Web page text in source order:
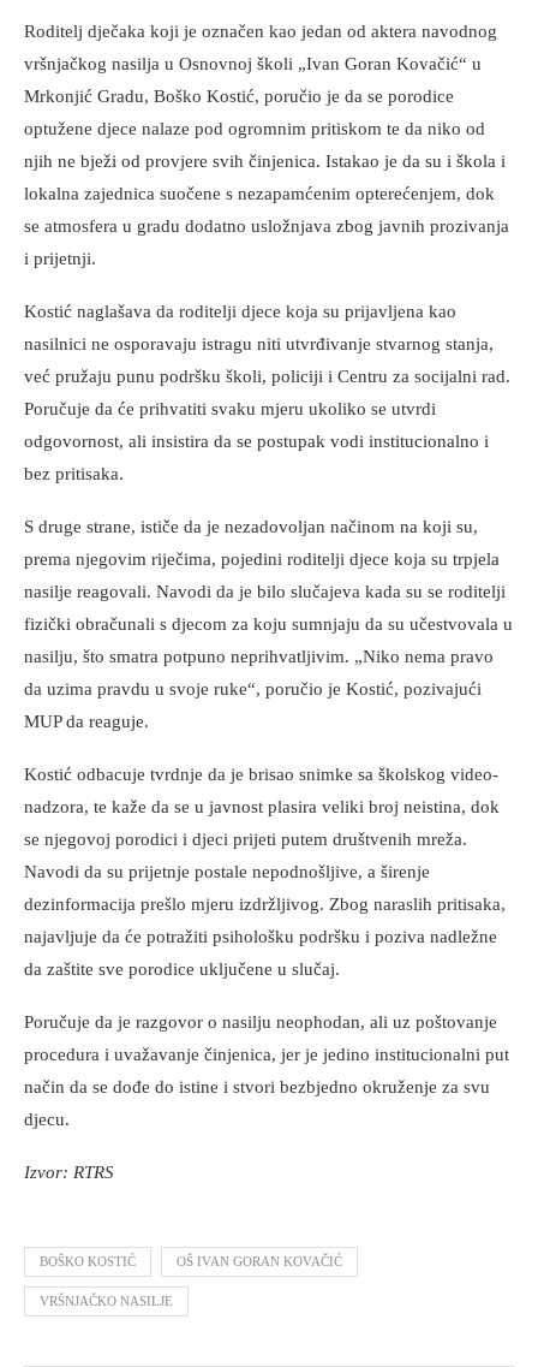
Roditelj dječaka koji je označen kao jedan od aktera navodnog
vršnjačkog nasilja u Osnovnoj školi „Ivan Goran Kovačić“ u
Mrkonjić Gradu, Boško Kostić, poručio je da se porodice
optužene djece nalaze pod ogromnim pritiskom te da niko od
njih ne bježi od provjere svih činjenica. Istakao je da su i škola i
lokalna zajednica suočene s nezapamćenim opterećenjem, dok
se atmosfera u gradu dodatno usložnjava zbog javnih prozivanja
i prijetnji.
Kostić naglašava da roditelji djece koja su prijavljena kao
nasilnici ne osporavaju istragu niti utvrđivanje stvarnog stanja,
već pružaju punu podršku školi, policiji i Centru za socijalni rad.
Poručuje da će prihvatiti svaku mjeru ukoliko se utvrdi
odgovornost, ali insistira da se postupak vodi institucionalno i
bez pritisaka.
S druge strane, ističe da je nezadovoljan načinom na koji su,
prema njegovim riječima, pojedini roditelji djece koja su trpjela
nasilje reagovali. Navodi da je bilo slučajeva kada su se roditelji
fizički obračunali s djecom za koju sumnjaju da su učestvovala u
nasilju, što smatra potpuno neprihvatljivim. „Niko nema pravo
da uzima pravdu u svoje ruke“, poručio je Kostić, pozivajući
MUP da reaguje.
Kostić odbacuje tvrdnje da je brisao snimke sa školskog video-
nadzora, te kaže da se u javnost plasira veliki broj neistina, dok
se njegovoj porodici i djeci prijeti putem društvenih mreža.
Navodi da su prijetnje postale nepodnošljive, a širenje
dezinformacija prešlo mjeru izdržljivog. Zbog naraslih pritisaka,
najavljuje da će potražiti psihološku podršku i poziva nadležne
da zaštite sve porodice uključene u slučaj.
Poručuje da je razgovor o nasilju neophodan, ali uz poštovanje
procedura i uvažavanje činjenica, jer je jedino institucionalni put
način da se dođe do istine i stvori bezbjedno okruženje za svu
djecu.
Izvor: RTRS
BOŠKO KOSTIĆ OŠ IVAN GORAN KOVAČIĆ
VRŠNJAČKO NASILJE